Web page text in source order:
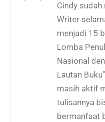
Cindy sudah
Writer
menjadi 15
Lomba
Nasional
Lautan
masih aktif
tulisannya
bermanfaat